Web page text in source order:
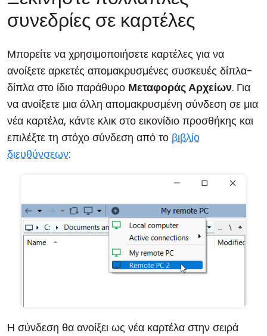
συνεδρίες σε καρτέλες
Μπορείτε να χρησιμοποιήσετε καρτέλες για να
ανοίξετε αρκετές απομακρυσμένες συσκευές δίπλα-
δίπλα στο ίδιο παράθυρο Μεταφοράς Αρχείων. Για
να ανοίξετε μια άλλη απομακρυσμένη σύνδεση σε μια
νέα καρτέλα, κάντε κλικ στο εικονίδιο προσθήκης και
επιλέξτε τη στόχο σύνδεση από το βιβλίο
διευθύνσεων:
Η σύνδεση θα ανοίξει ως νέα καρτέλα στην σειρά